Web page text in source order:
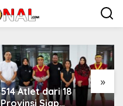
»
514 Atlet dari 18
Provinsi Siap